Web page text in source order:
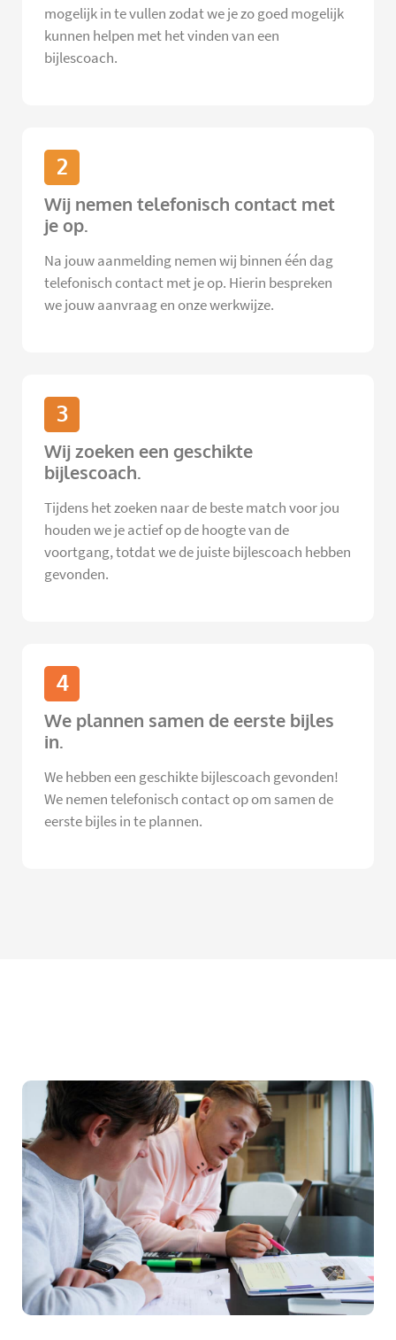
mogelijk in te vullen zodat we je zo goed mogelijk
kunnen helpen met het vinden van een
bijlescoach.
2
Wij nemen telefonisch contact met
je op.
Na jouw aanmelding nemen wij binnen één dag
telefonisch contact met je op. Hierin bespreken
we jouw aanvraag en onze werkwijze.
3
Wij zoeken een geschikte
bijlescoach.
Tijdens het zoeken naar de beste match voor jou
houden we je actief op de hoogte van de
voortgang, totdat we de juiste bijlescoach hebben
gevonden.
4
We plannen samen de eerste bijles
in.
We hebben een geschikte bijlescoach gevonden!
We nemen telefonisch contact op om samen de
eerste bijles in te plannen.